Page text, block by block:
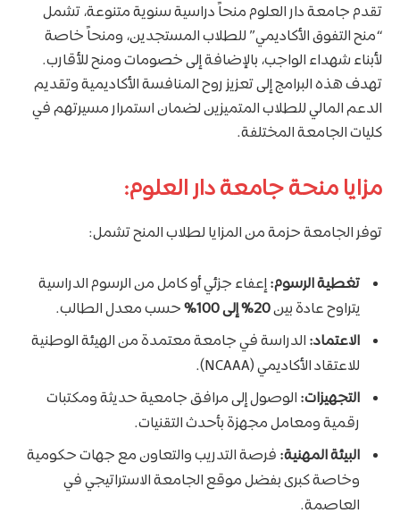
تقدم جامعة دار العلوم منحاً دراسية سنوية متنوعة، تشمل
“منح التفوق الأكاديمي” للطلاب المستجدين، ومنحاً خاصة
لأبناء شهداء الواجب، بالإضافة إلى خصومات ومنح للأقارب.
تهدف هذه البرامج إلى تعزيز روح المنافسة الأكاديمية وتقديم
الدعم المالي للطلاب المتميزين لضمان استمرار مسيرتهم في
كليات الجامعة المختلفة.
مزايا منحة جامعة دار العلوم:
توفر الجامعة حزمة من المزايا لطلاب المنح تشمل:
تغطية الرسوم:إعفاء جزئي أو كامل من الرسوم الدراسية
يتراوح عادة بين20% إلى 100%
حسب معدل الطالب.
الاعتماد: الدراسة في جامعة معتمدة من الهيئة الوطنية
للاعتقاد الأكاديمي (NCAAA).
التجهيزات: الوصول إلى مرافق جامعية حديثة ومكتبات
رقمية ومعامل مجهزة بأحدث التقنيات.
البيئة المهنية: فرصة التدريب والتعاون مع جهات حكومية
وخاصة كبرى بفضل موقع الجامعة الاستراتيجي في
العاصمة.